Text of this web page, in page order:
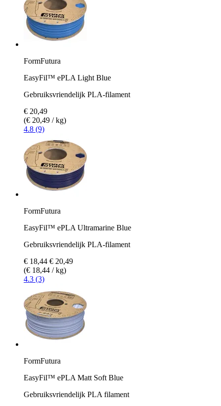
FormFutura
EasyFil™ ePLA Light Blue
Gebruiksvriendelijk PLA-filament
€ 20,49
(€ 20,49 / kg)
4.8 (9)
FormFutura
EasyFil™ ePLA Ultramarine Blue
Gebruiksvriendelijk PLA-filament
€ 18,44 € 20,49
(€ 18,44 / kg)
4.3 (3)
FormFutura
EasyFil™ ePLA Matt Soft Blue
Gebruiksvriendelijk PLA filament